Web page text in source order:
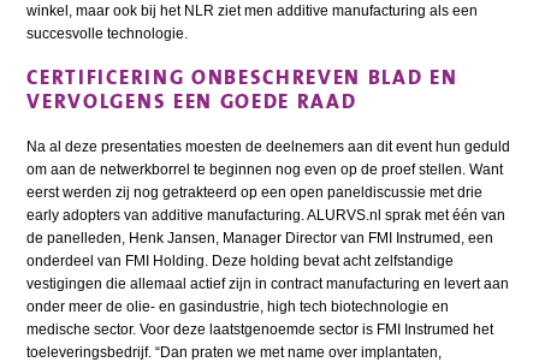
winkel, maar ook bij het NLR ziet men additive manufacturing als een
succesvolle technologie.
CERTIFICERING ONBESCHREVEN BLAD EN
VERVOLGENS EEN GOEDE RAAD
Na al deze presentaties moesten de deelnemers aan dit event hun geduld
om aan de netwerkborrel te beginnen nog even op de proef stellen. Want
eerst werden zij nog getrakteerd op een open paneldiscussie met drie
early adopters van additive manufacturing. ALURVS.nl sprak met één van
de panelleden, Henk Jansen, Manager Director van FMI Instrumed, een
onderdeel van FMI Holding. Deze holding bevat acht zelfstandige
vestigingen die allemaal actief zijn in contract manufacturing en levert aan
onder meer de olie- en gasindustrie, high tech biotechnologie en
medische sector. Voor deze laatstgenoemde sector is FMI Instrumed het
toeleveringsbedrijf. “Dan praten we met name over implantaten,